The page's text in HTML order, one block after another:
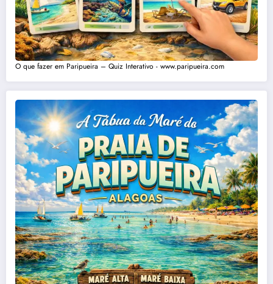
O que fazer em Paripueira – Quiz Interativo - www.paripueira.com